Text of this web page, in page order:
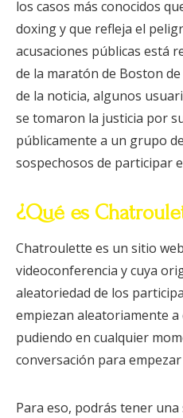
los casos más conocidos
doxing y que refleja el
acusaciones públicas está
de la maratón de Boston
de la noticia, algunos
se tomaron la justicia por
públicamente a un grupo
sospechosos de participar
¿Qué es
Chatroulette es un sitio
videoconferencia y cuya
aleatoriedad de los
empiezan aleatoriamente
pudiendo en cualquier
conversación para
Para eso, podrás tener